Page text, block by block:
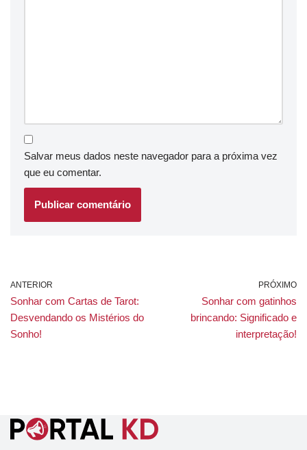
Salvar meus dados neste navegador para a próxima vez
que eu comentar.
ANTERIOR
Sonhar com Cartas de Tarot:
Desvendando os Mistérios do
Sonho!
PRÓXIMO
Sonhar com gatinhos
brincando: Significado e
interpretação!